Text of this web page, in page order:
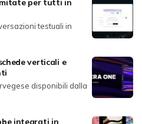
per tutti in
testuali in
verticali e
disponibili dalla
integrati in